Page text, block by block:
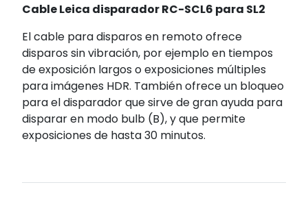
Cable Leica disparador RC-SCL6 para SL2
El cable para disparos en remoto ofrece
disparos sin vibración, por ejemplo en tiempos
de exposición largos o exposiciones múltiples
para imágenes HDR. También ofrece un bloqueo
para el disparador que sirve de gran ayuda para
disparar en modo bulb (B), y que permite
exposiciones de hasta 30 minutos.